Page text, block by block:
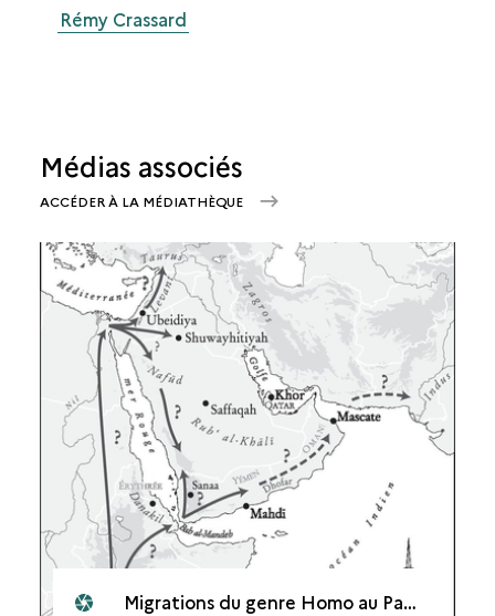
Rémy Crassard
Médias associés
ACCÉDER À LA MÉDIATHÈQUE
Migrations du genre Homo au Paléolithique moyen